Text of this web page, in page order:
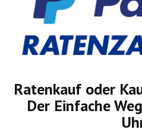
Ratenkauf oder
Der Einfache